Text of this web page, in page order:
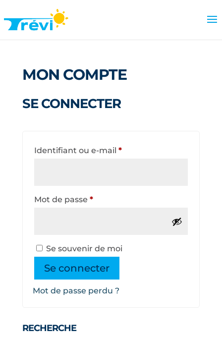
MON COMPTE
SE CONNECTER
Identifiant ou e-mail *Obligatoire
Mot de passe *Obligatoire
Se souvenir de moi
Se connecter
Mot de passe perdu ?
RECHERCHE